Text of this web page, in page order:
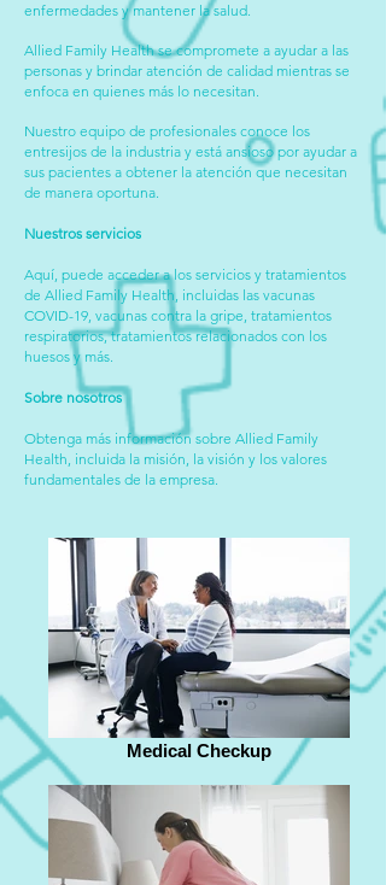
enfermedades y mantener la salud.
Allied Family Health se compromete a ayudar a las
personas y brindar atención de calidad mientras se
enfoca en quienes más lo necesitan.
Nuestro equipo de profesionales conoce los
entresijos de la industria y está ansioso por ayudar a
sus pacientes a obtener la atención que necesitan
de manera oportuna.
Nuestros servicios
Aquí, puede acceder a los servicios y tratamientos
de Allied Family Health, incluidas las vacunas
COVID-19, vacunas contra la gripe, tratamientos
respiratorios, tratamientos relacionados con los
huesos y más.
Sobre nosotros
Obtenga más información sobre Allied Family
Health, incluida la misión, la visión y los valores
fundamentales de la empresa.
Medical Checkup